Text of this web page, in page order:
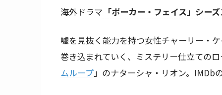
海外ドラマ 「ポーカー・フェイス」シー
嘘を見抜く能力を持つ女性チャーリー・
巻き込まれていく、ミステリー仕立ての
ムループ」のナターシャ・リオン。IMDb